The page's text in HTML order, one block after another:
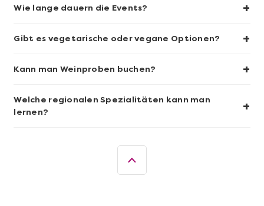
Sushi-Kochkurs@Home
Wie lange dauern die Events? +
Gibt es vegetarische oder vegane Optionen? +
Kann man Weinproben buchen? +
Welche regionalen Spezialitäten kann man
lernen?
+